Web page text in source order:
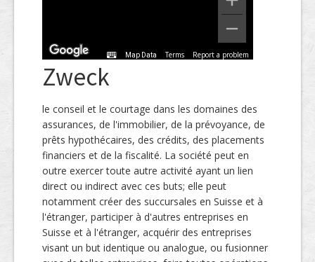
Map Data Terms Report a problem
Zweck
le conseil et le courtage dans les domaines des
assurances, de l'immobilier, de la prévoyance, de
prêts hypothécaires, des crédits, des placements
financiers et de la fiscalité. La société peut en
outre exercer toute autre activité ayant un lien
direct ou indirect avec ces buts; elle peut
notamment créer des succursales en Suisse et à
l'étranger, participer à d'autres entreprises en
Suisse et à l'étranger, acquérir des entreprises
visant un but identique ou analogue, ou fusionner